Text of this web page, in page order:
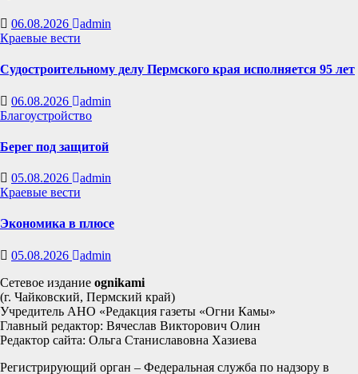
06.08.2026
admin
Краевые вести
Судостроительному делу Пермского края исполняется 95 лет
06.08.2026
admin
Благоустройство
Берег под защитой
05.08.2026
admin
Краевые вести
Экономика в плюсе
05.08.2026
admin
Сетевое издание ognikami
(г. Чайковский, Пермский край)
Учредитель АНО «Редакция газеты «Огни Камы»
Главный редактор: Вячеслав Викторович Олин
Редактор сайта: Ольга Станиславовна Хазиева
Регистрирующий орган – Федеральная служба по надзору в